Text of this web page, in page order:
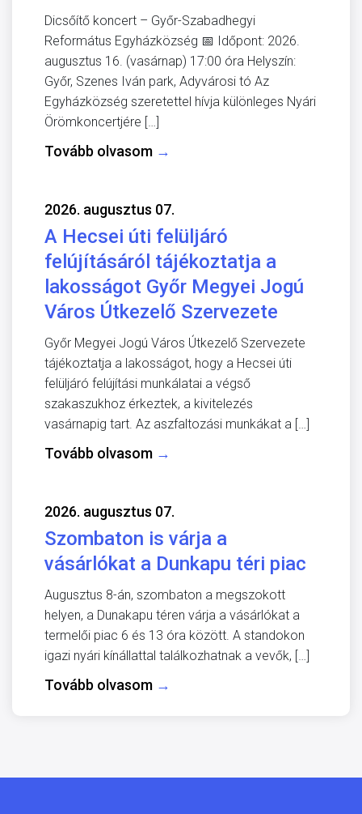
Dicsőítő koncert – Győr-Szabadhegyi
Református Egyházközség 📅 Időpont: 2026.
augusztus 16. (vasárnap) 17:00 óra Helyszín:
Győr, Szenes Iván park, Adyvárosi tó Az
Egyházközség szeretettel hívja különleges Nyári
Örömkoncertjére […]
Tovább olvasom →
2026. augusztus 07.
A Hecsei úti felüljáró
felújításáról tájékoztatja a
lakosságot Győr Megyei Jogú
Város Útkezelő Szervezete
Győr Megyei Jogú Város Útkezelő Szervezete
tájékoztatja a lakosságot, hogy a Hecsei úti
felüljáró felújítási munkálatai a végső
szakaszukhoz érkeztek, a kivitelezés
vasárnapig tart. Az aszfaltozási munkákat a […]
Tovább olvasom →
2026. augusztus 07.
Szombaton is várja a
vásárlókat a Dunkapu téri piac
Augusztus 8-án, szombaton a megszokott
helyen, a Dunakapu téren várja a vásárlókat a
termelői piac 6 és 13 óra között. A standokon
igazi nyári kínállattal találkozhatnak a vevők, […]
Tovább olvasom →